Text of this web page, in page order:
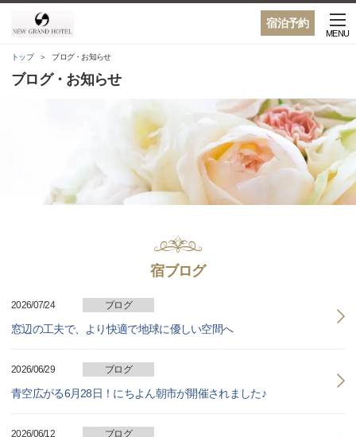
宿泊予約
MENU
トップ ブログ・お知らせ
ブログ・お知らせ
宿ブログ
2026/07/24 ブログ
窓辺の工夫で、より快適で地球に優しい空間へ
2026/06/29 ブログ
青空広がる6月28日！にちよん朝市が開催されました♪
2026/06/12 ブログ